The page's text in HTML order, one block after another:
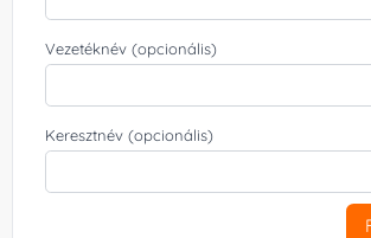
Vezetéknév (opcionális)
Keresztnév (opcionális)